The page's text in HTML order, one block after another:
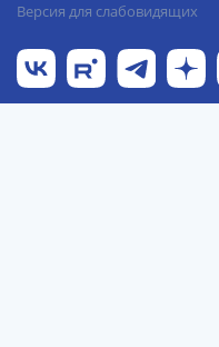
Версия для слабовидящих